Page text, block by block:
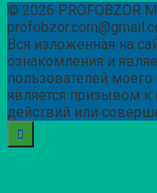
© 2026 PROFOBZOR
Вся изложенная на
ознакомления и
пользователей
является призывом
действий или